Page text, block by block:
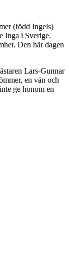
(född Ingels)
Inga i Sverige.
Den här dagen
Lars-Gunnar
en vän och
ge honom en